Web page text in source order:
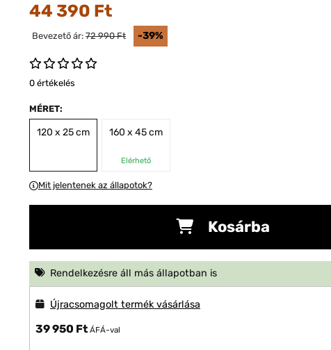
44 390 Ft
Bevezető ár: 72 990 Ft -39%
0 értékelés
MÉRET:
120 x 25 cm 160 x 45 cm
Elérhető
Mit jelentenek az állapotok?
Kosárba
Rendelkezésre áll más állapotban is
Újracsomagolt termék vásárlása
39 950 Ft ÁFÁ-val